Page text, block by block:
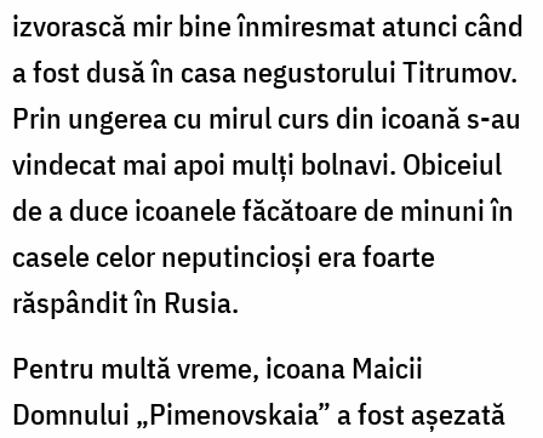
izvorască mir bine înmiresmat atunci când
a fost dusă în casa negustorului Titrumov.
Prin ungerea cu mirul curs din icoană s-au
vindecat mai apoi mulți bolnavi. Obiceiul
de a duce icoanele făcătoare de minuni în
casele celor neputincioși era foarte
răspândit în Rusia.
Pentru multă vreme, icoana Maicii
Domnului „Pimenovskaia” a fost așezată